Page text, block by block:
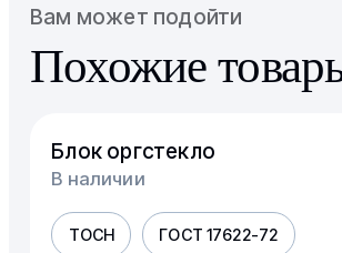
Вам может подойти
Похожие
Блок оргстекло
В наличии
ТОСН ГОСТ 17622-72